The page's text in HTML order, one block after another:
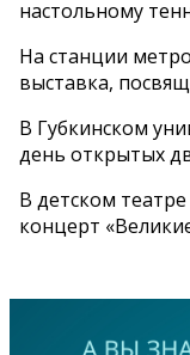
настольному
На станции
выставка,
В Губкинском
день открытых
В детском
концерт